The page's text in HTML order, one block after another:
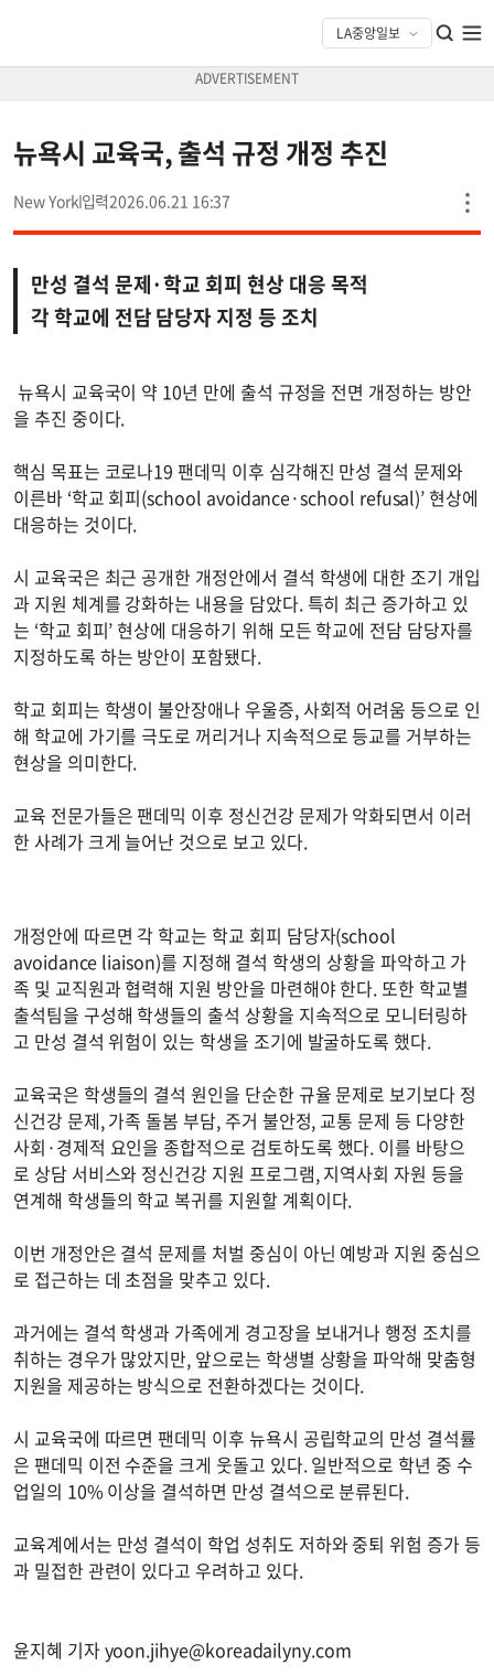
뉴욕시 교육국, 출석 규정 개정 추진
New York 2026.06.21 16:37
만성 결석 문제·학교 회피 현상 대응 목적
각 학교에 전담 담당자 지정 등 조치
뉴욕시 교육국이 약 10년 만에 출석 규정을 전면 개정하는 방안
을 추진 중이다.
핵심 목표는 코로나19 팬데믹 이후 심각해진 만성 결석 문제와
이른바 ‘학교 회피(school avoidance·school refusal)’ 현상에
대응하는 것이다.
시 교육국은 최근 공개한 개정안에서 결석 학생에 대한 조기 개입
과 지원 체계를 강화하는 내용을 담았다. 특히 최근 증가하고 있
는 ‘학교 회피’ 현상에 대응하기 위해 모든 학교에 전담 담당자를
지정하도록 하는 방안이 포함됐다.
학교 회피는 학생이 불안장애나 우울증, 사회적 어려움 등으로 인
해 학교에 가기를 극도로 꺼리거나 지속적으로 등교를 거부하는
현상을 의미한다.
교육 전문가들은 팬데믹 이후 정신건강 문제가 악화되면서 이러
한 사례가 크게 늘어난 것으로 보고 있다.
개정안에 따르면 각 학교는 학교 회피 담당자(school
avoidance liaison)를 지정해 결석 학생의 상황을 파악하고 가
족 및 교직원과 협력해 지원 방안을 마련해야 한다. 또한 학교별
출석팀을 구성해 학생들의 출석 상황을 지속적으로 모니터링하
고 만성 결석 위험이 있는 학생을 조기에 발굴하도록 했다.
교육국은 학생들의 결석 원인을 단순한 규율 문제로 보기보다 정
신건강 문제, 가족 돌봄 부담, 주거 불안정, 교통 문제 등 다양한
사회·경제적 요인을 종합적으로 검토하도록 했다. 이를 바탕으
로 상담 서비스와 정신건강 지원 프로그램, 지역사회 자원 등을
연계해 학생들의 학교 복귀를 지원할 계획이다.
이번 개정안은 결석 문제를 처벌 중심이 아닌 예방과 지원 중심으
로 접근하는 데 초점을 맞추고 있다.
과거에는 결석 학생과 가족에게 경고장을 보내거나 행정 조치를
취하는 경우가 많았지만, 앞으로는 학생별 상황을 파악해 맞춤형
지원을 제공하는 방식으로 전환하겠다는 것이다.
시 교육국에 따르면 팬데믹 이후 뉴욕시 공립학교의 만성 결석률
은 팬데믹 이전 수준을 크게 웃돌고 있다. 일반적으로 학년 중 수
업일의 10% 이상을 결석하면 만성 결석으로 분류된다.
교육계에서는 만성 결석이 학업 성취도 저하와 중퇴 위험 증가 등
과 밀접한 관련이 있다고 우려하고 있다.
윤지혜 기자yoon.jihye@koreadailyny.com